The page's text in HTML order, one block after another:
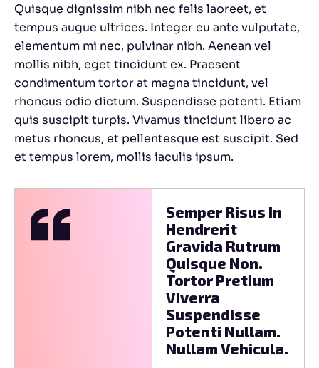
Quisque dignissim nibh nec felis laoreet, et
tempus augue ultrices. Integer eu ante vulputate,
elementum mi nec, pulvinar nibh. Aenean vel
mollis nibh, eget tincidunt ex. Praesent
condimentum tortor at magna tincidunt, vel
rhoncus odio dictum. Suspendisse potenti. Etiam
quis suscipit turpis. Vivamus tincidunt libero ac
metus rhoncus, et pellentesque est suscipit. Sed
et tempus lorem, mollis iaculis ipsum.
Semper Risus In
Hendrerit
Gravida Rutrum
Quisque Non.
Tortor Pretium
Viverra
Suspendisse
Potenti Nullam.
Nullam Vehicula.